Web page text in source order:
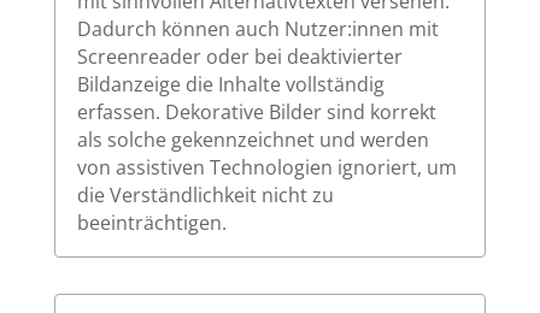
Dadurch können auch Nutzer:innen mit
Screenreader oder bei deaktivierter
Bildanzeige die Inhalte vollständig
erfassen. Dekorative Bilder sind korrekt
als solche gekennzeichnet und werden
von assistiven Technologien ignoriert, um
die Verständlichkeit nicht zu
beeinträchtigen.